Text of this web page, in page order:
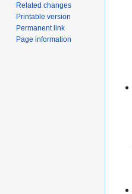
Related changes
Printable version
Permanent link
Page information